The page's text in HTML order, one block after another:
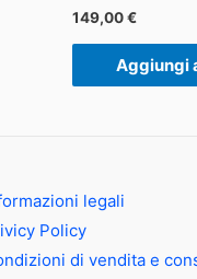
149,00€
Aggiungi
legali
Policy
di vendita e